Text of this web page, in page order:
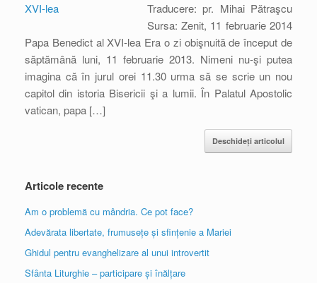
Traducere: pr. Mihai Pătraşcu
Sursa: Zenit, 11 februarie 2014
Papa Benedict al XVI-lea Era o zi obişnuită de început de
săptămână luni, 11 februarie 2013. Nimeni nu-şi putea
imagina că în jurul orei 11.30 urma să se scrie un nou
capitol din istoria Bisericii şi a lumii. În Palatul Apostolic
vatican, papa […]
Deschideți articolul
Articole recente
Am o problemă cu mândria. Ce pot face?
Adevărata libertate, frumusețe și sfințenie a Mariei
Ghidul pentru evanghelizare al unui introvertit
Sfânta Liturghie – participare și înălțare